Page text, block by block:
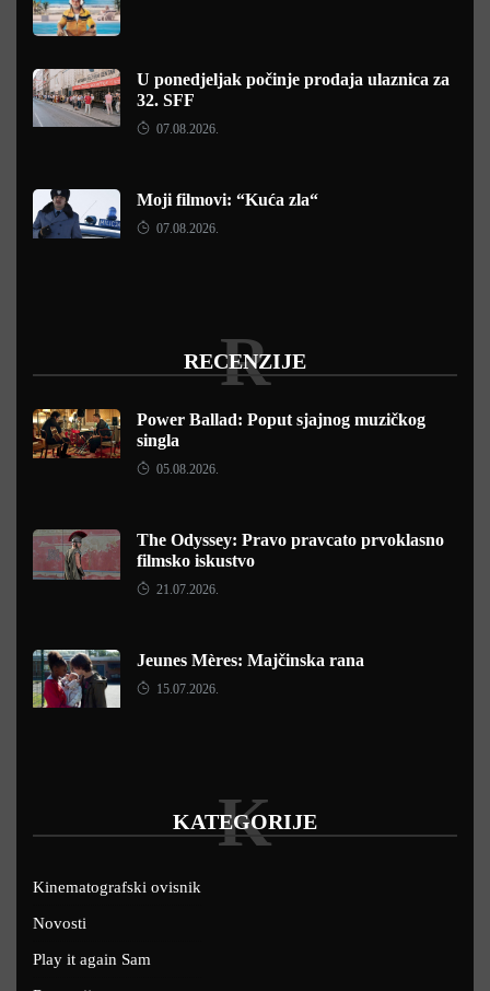
U ponedjeljak počinje prodaja ulaznica za
32. SFF
07.08.2026.
Moji filmovi: “Kuća zla“
07.08.2026.
RECENZIJE
R
Power Ballad: Poput sjajnog muzičkog
singla
05.08.2026.
The Odyssey: Pravo pravcato prvoklasno
filmsko iskustvo
21.07.2026.
Jeunes Mères: Majčinska rana
15.07.2026.
KATEGORIJE
K
Kinematografski ovisnik
Novosti
Play it again Sam